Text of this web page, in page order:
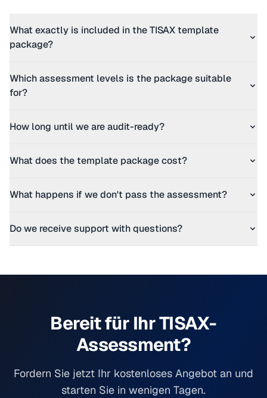
What exactly is included in the TISAX template
package?
Which assessment levels is the package suitable
for?
How long until we are audit-ready?
What does the template package cost?
What happens if we don't pass the assessment?
Do we receive support with questions?
Bereit für Ihr TISAX-
Assessment?
Fordern Sie jetzt Ihr kostenloses Angebot an und
starten Sie in wenigen Tagen.